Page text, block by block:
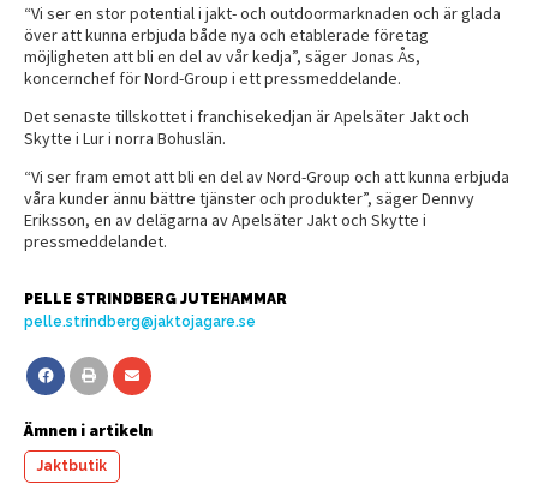
“Vi ser en stor potential i jakt- och outdoormarknaden och är glada
över att kunna erbjuda både nya och etablerade företag
möjligheten att bli en del av vår kedja”, säger Jonas Ås,
koncernchef för Nord-Group i ett pressmeddelande.
Det senaste tillskottet i franchisekedjan är Apelsäter Jakt och
Skytte i Lur i norra Bohuslän.
“Vi ser fram emot att bli en del av Nord-Group och att kunna erbjuda
våra kunder ännu bättre tjänster och produkter”, säger Dennvy
Eriksson, en av delägarna av Apelsäter Jakt och Skytte i
pressmeddelandet.
PELLE STRINDBERG JUTEHAMMAR
pelle.strindberg@jaktojagare.se
Ämnen i artikeln
Jaktbutik